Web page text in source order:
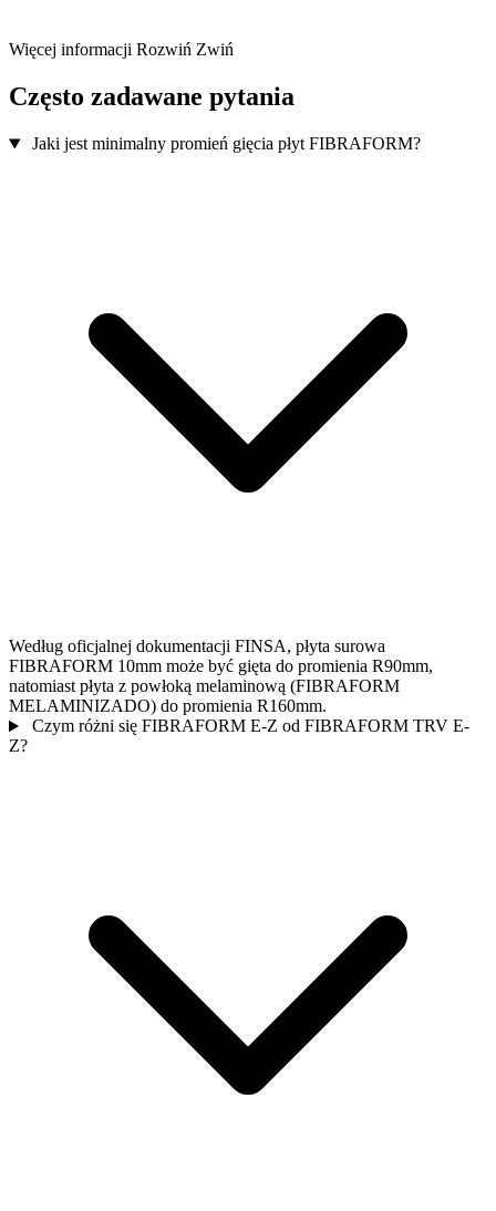
Więcej informacji Rozwiń Zwiń
Często zadawane pytania
Jaki jest minimalny promień gięcia płyt FIBRAFORM?
Według oficjalnej dokumentacji FINSA, płyta surowa
FIBRAFORM 10mm może być gięta do promienia R90mm,
natomiast płyta z powłoką melaminową (FIBRAFORM
MELAMINIZADO) do promienia R160mm.
Czym różni się FIBRAFORM E-Z od FIBRAFORM TRV E-
Z?